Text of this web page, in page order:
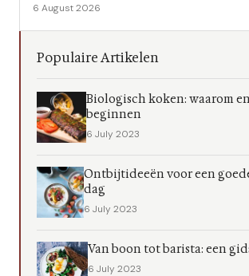
6 August 2026
Populaire Artikelen
Biologisch koken: waarom
beginnen
6 July 2023
Ontbijtideeën voor een
dag
6 July 2023
Van boon tot barista: een
6 July 2023